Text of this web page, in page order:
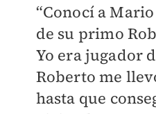
“Conocí a
de su primo
Yo era jugador
Roberto me
hasta que